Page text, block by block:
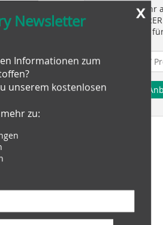
und
und
von
der
High-
drei
x
Newsletter
Informationen zum
unserem kostenlosen
zu:
Finden Sie
Suchmaschine